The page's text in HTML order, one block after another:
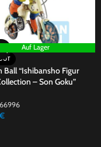
Auf Lager
Ball “Ishibansho Figur
– Son Goku”
€